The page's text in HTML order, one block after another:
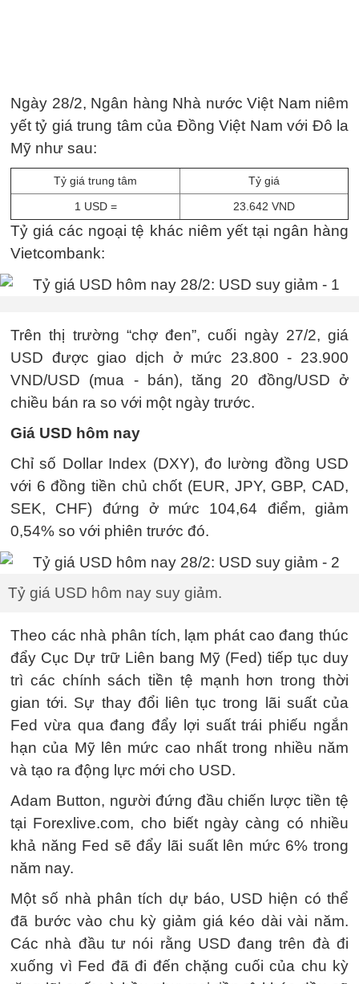
Ngày 28/2, Ngân hàng Nhà nước Việt Nam niêm
yết tỷ giá trung tâm của Đồng Việt Nam với Đô la
Mỹ như sau:
Tỷ giá trung tâm
Tỷ giá
1 USD =
23.642 VND
Tỷ giá các ngoại tệ khác niêm yết tại ngân hàng
Vietcombank:
Trên thị trường “chợ đen”, cuối ngày 27/2, giá
USD được giao dịch ở mức 23.800 - 23.900
VND/USD (mua - bán), tăng 20 đồng/USD ở
chiều bán ra so với một ngày trước.
Giá USD hôm nay
Chỉ số Dollar Index (DXY), đo lường đồng USD
với 6 đồng tiền chủ chốt (EUR, JPY, GBP, CAD,
SEK, CHF) đứng ở mức 104,64 điểm, giảm
0,54% so với phiên trước đó.
Tỷ giá USD hôm nay suy giảm.
Theo các nhà phân tích, lạm phát cao đang thúc
đẩy Cục Dự trữ Liên bang Mỹ (Fed) tiếp tục duy
trì các chính sách tiền tệ mạnh hơn trong thời
gian tới. Sự thay đổi liên tục trong lãi suất của
Fed vừa qua đang đẩy lợi suất trái phiếu ngắn
hạn của Mỹ lên mức cao nhất trong nhiều năm
và tạo ra động lực mới cho USD.
Adam Button, người đứng đầu chiến lược tiền tệ
tại Forexlive.com, cho biết ngày càng có nhiều
khả năng Fed sẽ đẩy lãi suất lên mức 6% trong
năm nay.
Một số nhà phân tích dự báo, USD hiện có thể
đã bước vào chu kỳ giảm giá kéo dài vài năm.
Các nhà đầu tư nói rằng USD đang trên đà đi
xuống vì Fed đã đi đến chặng cuối của chu kỳ